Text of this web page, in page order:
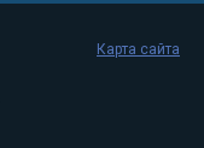
Карта сайта